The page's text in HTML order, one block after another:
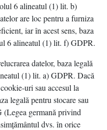
6 alineatul (1) lit. b)
are loc pentru a furniza
iar în acest sens, baza
6 alineatul (1) lit. f) GDPR.
datelor, baza legală
(1) lit. a) GDPR. Dacă
uri sau accesul la
legală pentru stocare sau
(Legea germană privind
dvs. în orice